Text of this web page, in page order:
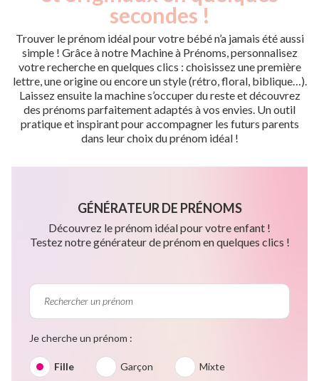
secondes !
Trouver le prénom idéal pour votre bébé n’a jamais été aussi
simple ! Grâce à notre Machine à Prénoms, personnalisez
votre recherche en quelques clics : choisissez une première
lettre, une origine ou encore un style (rétro, floral, biblique…).
Laissez ensuite la machine s’occuper du reste et découvrez
des prénoms parfaitement adaptés à vos envies. Un outil
pratique et inspirant pour accompagner les futurs parents
dans leur choix du prénom idéal !
GÉNÉRATEUR DE PRÉNOMS
Découvrez le prénom idéal pour votre enfant !
Testez notre générateur de prénom en quelques clics !
Je cherche un prénom :
Fille Garçon Mixte